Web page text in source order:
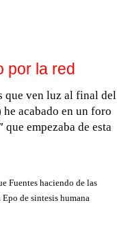
por la red
que ven luz al final del
acabado en un foro
que empezaba de esta
Fuentes haciendo de las
de sintesis humana